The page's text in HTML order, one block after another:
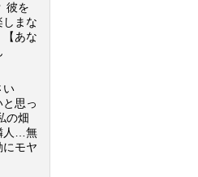
彼を
しまな
【あな
い
思っ
の畑
人…無
にモヤ